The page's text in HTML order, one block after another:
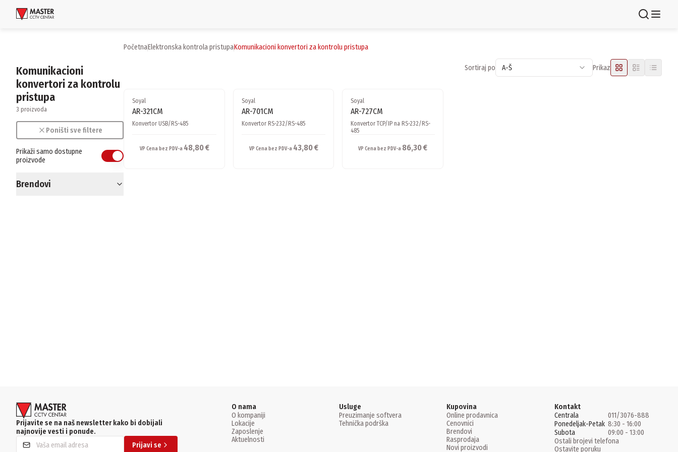
Proizvodi
Brendovi
Aktuelnosti
Usluge i rešenja
O nama
Lokacije
Komunikacioni
konvertori za kontrolu
pristupa
3 proizvoda
Poništi sve filtere
Prikaži samo dostupne
proizvode
Brendovi
Početna elektronska kontrola pristupa komunikacioni konvertori za kontrolu pristupa
Sortiraj po A-Š Prikaz
Soyal
AR-321CM
Konvertor USB/RS-485
VP Cena bez PDV-a 48,80 €
Soyal
AR-701CM
Konvertor RS-232/RS-485
VP Cena bez PDV-a 43,80 €
Soyal
AR-727CM
Konvertor TCP/IP na RS-232/RS-
485
VP Cena bez PDV-a 86,30 €
Prijavite se na naš newsletter kako bi dobijali
najnovije vesti i ponude.
Prijavi se
O nama
O kompaniji
Lokacije
Zaposlenje
Aktuelnosti
Usluge
Preuzimanje softvera
Tehnička podrška
Kupovina
Online prodavnica
Cenovnici
Brendovi
Rasprodaja
Novi proizvodi
Kontakt
Centrala
011/3076-888
Ponedeljak-Petak 8:30 - 16:00
Subota
09:00 - 13:00
Ostali brojevi telefona
Ostavite poruku